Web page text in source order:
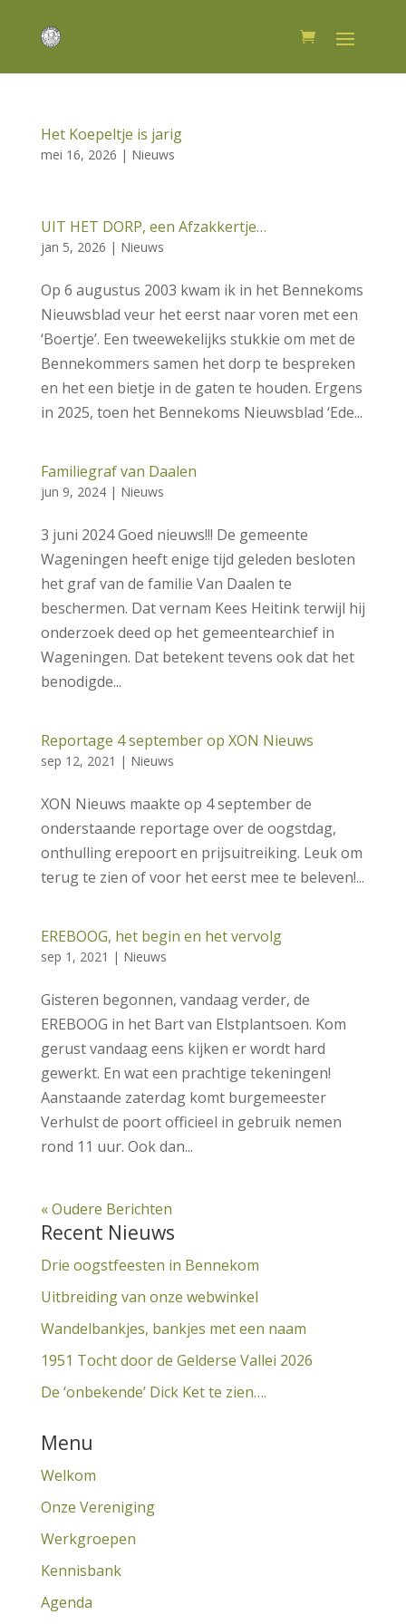
Het Koepeltje is jarig
mei 16, 2026 | Nieuws
UIT HET DORP, een Afzakkertje…
jan 5, 2026 | Nieuws
Op 6 augustus 2003 kwam ik in het Bennekoms
Nieuwsblad veur het eerst naar voren met een
‘Boertje’. Een tweewekelijks stukkie om met de
Bennekommers samen het dorp te bespreken
en het een bietje in de gaten te houden. Ergens
in 2025, toen het Bennekoms Nieuwsblad ‘Ede...
Familiegraf van Daalen
jun 9, 2024| Nieuws
3 juni 2024 Goed nieuws!!! De gemeente
Wageningen heeft enige tijd geleden besloten
het graf van de familie Van Daalen te
beschermen. Dat vernam Kees Heitink terwijl hij
onderzoek deed op het gemeentearchief in
Wageningen. Dat betekent tevens ook dat het
benodigde...
Reportage 4 september op XON Nieuws
sep 12, 2021 | Nieuws
XON Nieuws maakte op 4 september de
onderstaande reportage over de oogstdag,
onthulling erepoort en prijsuitreiking. Leuk om
terug te zien of voor het eerst mee te beleven!...
EREBOOG, het begin en het vervolg
sep 1, 2021 | Nieuws
Gisteren begonnen, vandaag verder, de
EREBOOG in het Bart van Elstplantsoen. Kom
gerust vandaag eens kijken er wordt hard
gewerkt. En wat een prachtige tekeningen!
Aanstaande zaterdag komt burgemeester
Verhulst de poort officieel in gebruik nemen
rond 11 uur. Ook dan...
« Oudere Berichten
Recent Nieuws
Drie oogstfeesten in Bennekom
Uitbreiding van onze webwinkel
Wandelbankjes, bankjes met een naam
1951 Tocht door de Gelderse Vallei 2026
De ‘onbekende’ Dick Ket te zien….
Menu
Welkom
Onze Vereniging
Werkgroepen
Kennisbank
Agenda